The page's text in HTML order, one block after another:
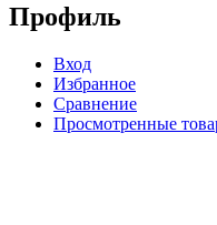
Профиль
Вход
Избранное
Сравнение
Просмотренные